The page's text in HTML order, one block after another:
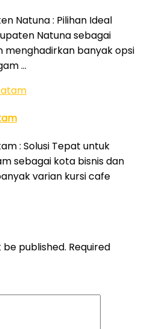
Natuna : Pilihan Ideal
Natuna sebagai
menghadirkan banyak opsi
…
: Solusi Tepat untuk
sebagai kota bisnis dan
varian kursi cafe
published. Required